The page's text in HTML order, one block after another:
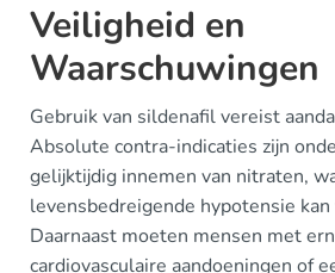
Veiligheid en
Waarschuwingen
Gebruik van sildenafil vereist
Absolute contra-indicaties zijn
gelijktijdig innemen van nitraten,
levensbedreigende hypotensie kan
Daarnaast moeten mensen met
cardiovasculaire aandoeningen of